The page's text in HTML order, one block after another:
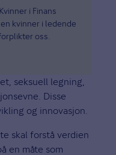
i Finans
kvinner i ledende
oss.
seksuell legning,
Disse
og innovasjon.
skal forstå verdien
en måte som